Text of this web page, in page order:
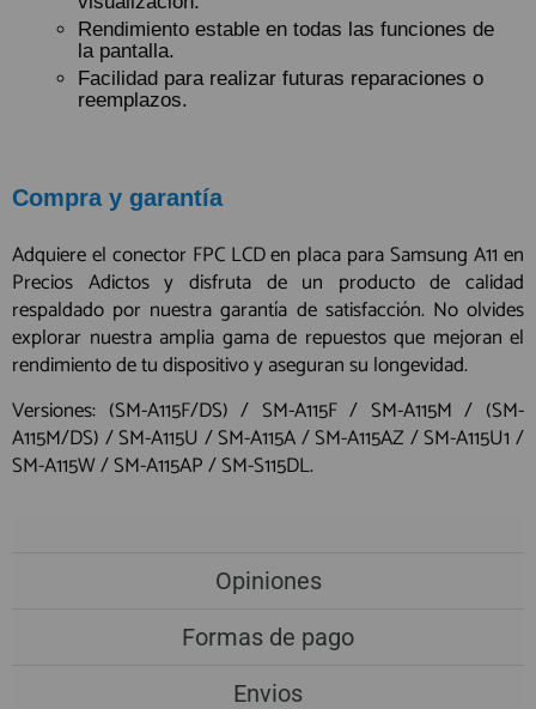
Rendimiento estable en todas las funciones de
la pantalla.
Facilidad para realizar futuras reparaciones o
reemplazos.
Compra y garantía
Adquiere el conector FPC LCD en placa para Samsung A11 en
Precios Adictos y disfruta de un producto de calidad
respaldado por nuestra garantía de satisfacción. No olvides
explorar nuestra amplia gama de repuestos que mejoran el
rendimiento de tu dispositivo y aseguran su longevidad.
Versiones: (SM-A115F/DS) / SM-A115F / SM-A115M / (SM-
A115M/DS) / SM-A115U / SM-A115A / SM-A115AZ / SM-A115U1 /
SM-A115W / SM-A115AP / SM-S115DL.
Opiniones
Formas de pago
Envios